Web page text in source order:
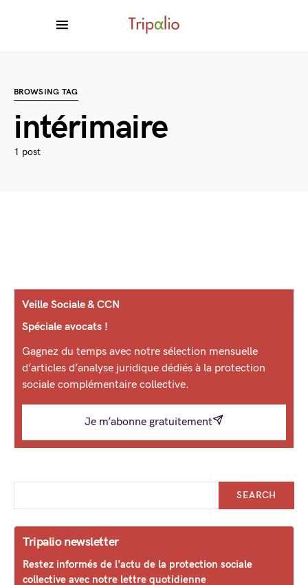
BROWSING TAG
intérimaire
1 post
Veille Sociale & CCN
Spéciale avocats !
Gagnez du temps avec notre sélection mensuelle
d’articles d’analyse juridique dédiés à la protection
sociale complémentaire collective.
Je m’abonne gratuitement
SEARCH
Tripalio newsletter
Restez informés de l'actu de la protection sociale
collective avec notre lettre quotidienne